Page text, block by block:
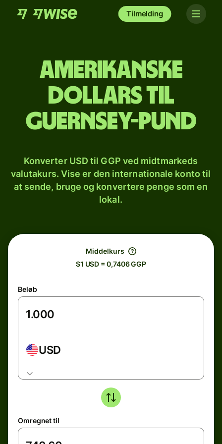
Tilmelding
Amerikanske
dollars til
guernsey-pund
Konverter USD til GGP ved midtmarkeds
valutakurs. Vise er den internationale konto til
at sende, bruge og konvertere penge som en
lokal.
Middelkurs
$1 USD = 0,7406 GGP
Beløb
USD
Omregnet til